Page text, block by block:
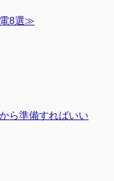
電8選≫
ら準備すればいい